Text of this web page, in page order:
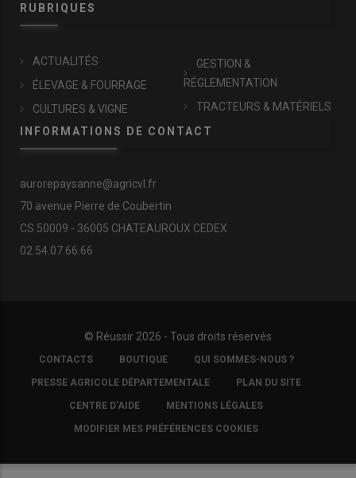
RUBRIQUES
ACTUALITÉS
ÉLEVAGE & FOURRAGE
CULTURES & VIGNE
GESTION &
RÉGLEMENTATION
TRACTEURS & MATÉRIELS
INFORMATIONS DE CONTACT
aurorepaysanne@agricvl.fr
70 avenue Pierre de Coubertin
CS 50009 - 36005 CHATEAUROUX CEDEX
02.54.07.66.66
© Réussir 2026 - Tous droits réservés
FOOTER
COPYRIGHT
CONTACTS BOUTIQUE QUI SOMMES-NOUS ?
PRESSE AGRICOLE DÉPARTEMENTALE PLAN DU SITE
CENTRE D'AIDE MENTIONS LÉGALES
MODIFIER MES PRÉFÉRENCES COOKIES